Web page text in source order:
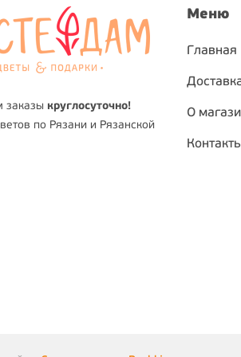
заказы круглосуточно!
по Рязани и Рязанской
Меню
Главная
О